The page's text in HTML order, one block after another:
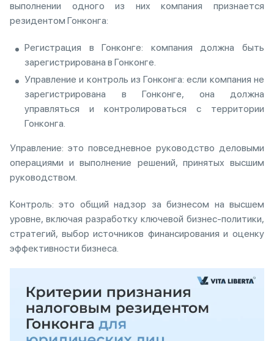
выполнении одного из них компания признается
резидентом Гонконга:
Регистрация в Гонконге: компания должна быть
зарегистрирована в Гонконге.
Управление и контроль из Гонконга: если компания не
зарегистрирована в Гонконге, она должна
управляться и контролироваться с территории
Гонконга.
Управление: это повседневное руководство деловыми
операциями и выполнение решений, принятых высшим
руководством.
Контроль: это общий надзор за бизнесом на высшем
уровне, включая разработку ключевой бизнес-политики,
стратегий, выбор источников финансирования и оценку
эффективности бизнеса.